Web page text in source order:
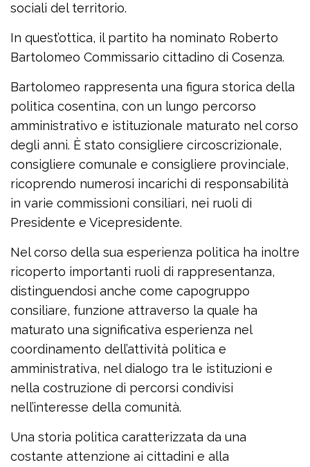
sociali del territorio.
In quest’ottica, il partito ha nominato Roberto
Bartolomeo Commissario cittadino di Cosenza.
Bartolomeo rappresenta una figura storica della
politica cosentina, con un lungo percorso
amministrativo e istituzionale maturato nel corso
degli anni. È stato consigliere circoscrizionale,
consigliere comunale e consigliere provinciale,
ricoprendo numerosi incarichi di responsabilità
in varie commissioni consiliari, nei ruoli di
Presidente e Vicepresidente.
Nel corso della sua esperienza politica ha inoltre
ricoperto importanti ruoli di rappresentanza,
distinguendosi anche come capogruppo
consiliare, funzione attraverso la quale ha
maturato una significativa esperienza nel
coordinamento dell’attività politica e
amministrativa, nel dialogo tra le istituzioni e
nella costruzione di percorsi condivisi
nell’interesse della comunità.
Una storia politica caratterizzata da una
costante attenzione ai cittadini e alla